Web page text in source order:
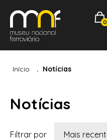
0
Início Notícias
Notícias
Filtrar por